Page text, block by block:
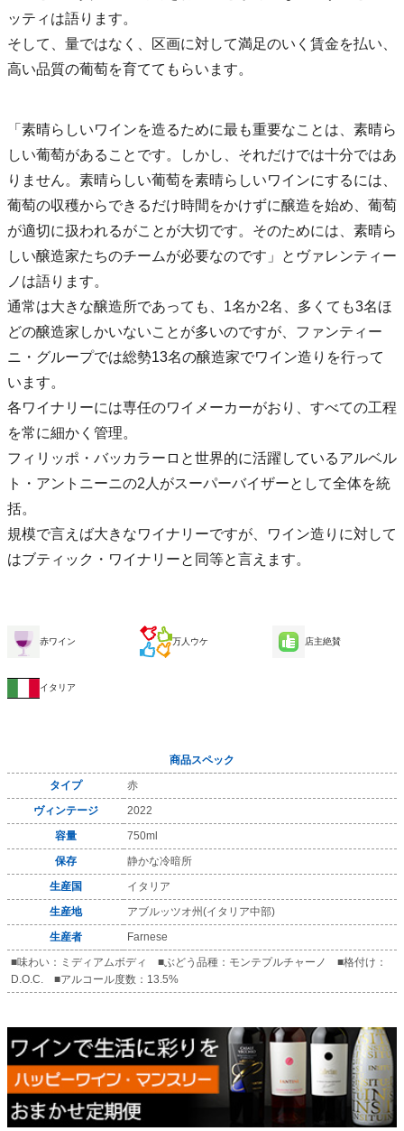
ッティは語ります。
そして、量ではなく、区画に対して満足のいく賃金を払い、
高い品質の葡萄を育ててもらいます。
「素晴らしいワインを造るために最も重要なことは、素晴ら
しい葡萄があることです。しかし、それだけでは十分ではあ
りません。素晴らしい葡萄を素晴らしいワインにするには、
葡萄の収穫からできるだけ時間をかけずに醸造を始め、葡萄
が適切に扱われるがことが大切です。そのためには、素晴ら
しい醸造家たちのチームが必要なのです」とヴァレンティー
ノは語ります。
通常は大きな醸造所であっても、1名か2名、多くても3名ほ
どの醸造家しかいないことが多いのですが、ファンティー
ニ・グループでは総勢13名の醸造家でワイン造りを行って
います。
各ワイナリーには専任のワイメーカーがおり、すべての工程
を常に細かく管理。
フィリッポ・バッカラーロと世界的に活躍しているアルベル
ト・アントニーニの2人がスーパーバイザーとして全体を統
括。
規模で言えば大きなワイナリーですが、ワイン造りに対して
はブティック・ワイナリーと同等と言えます。
赤ワイン 万人ウケ 店主絶賛
イタリア
商品スペック
タイプ
赤
ヴィンテージ
2022
容量
750ml
保存
静かな冷暗所
生産国
イタリア
生産地
アブルッツオ州(イタリア中部)
生産者
Farnese
■味わい：ミディアムボディ ■ぶどう品種：モンテプルチャーノ ■格付け：
D.O.C. ■アルコール度数：13.5%